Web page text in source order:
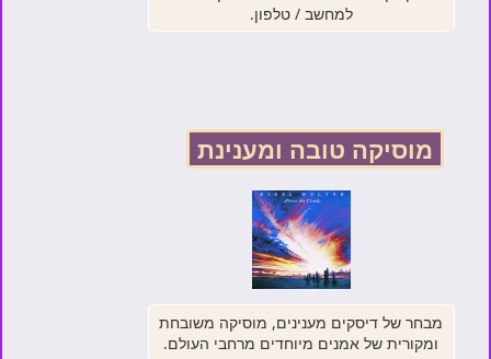
למחשב / טלפון.
מוסיקה טובה ומענינת
מבחר של דיסקים מענינים, מוסיקה משובחת
ומקורית של אמנים מיוחדים מרחבי העולם.